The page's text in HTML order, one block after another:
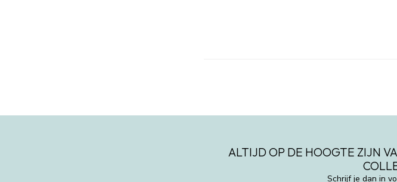
ALTIJD OP DE HOOGTE ZIJN
Schrijf je dan in